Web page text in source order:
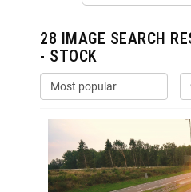
28 IMAGE SEARCH
- STOCK